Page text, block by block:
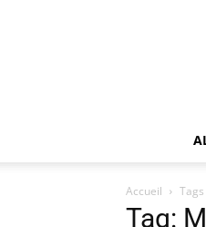
Accueil Tags
Tag: